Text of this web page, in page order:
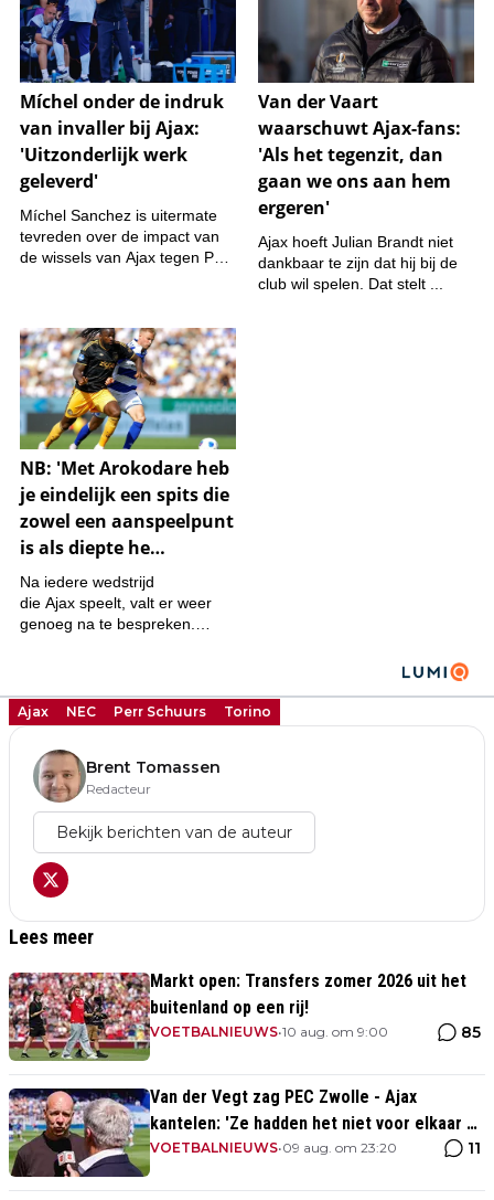
Ajax NEC Perr Schuurs Torino
Brent Tomassen
Redacteur
Bekijk berichten van de auteur
Lees meer
Markt open: Transfers zomer 2026 uit het
buitenland op een rij!
VOETBALNIEUWS•10 aug. om 9:00 85
Van der Vegt zag PEC Zwolle - Ajax
kantelen: 'Ze hadden het niet voor elkaar en
wij wel'
VOETBALNIEUWS•09 aug. om 23:20 11